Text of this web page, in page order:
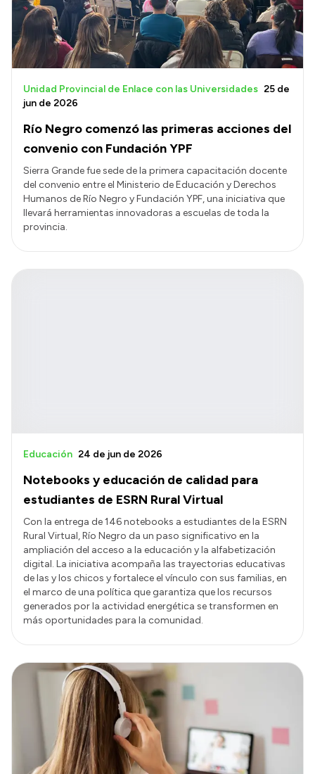
Río Negro comenzó las primeras acciones del
convenio con Fundación YPF
Unidad Provincial de Enlace con las Universidades 25 de
jun de 2026
Sierra Grande fue sede de la primera capacitación docente
del convenio entre el Ministerio de Educación y Derechos
Humanos de Río Negro y Fundación YPF, una iniciativa que
llevará herramientas innovadoras a escuelas de toda la
provincia.
Notebooks y educación de calidad para
estudiantes de ESRN Rural Virtual
Educación 24 de jun de 2026
Con la entrega de 146 notebooks a estudiantes de la ESRN
Rural Virtual, Río Negro da un paso significativo en la
ampliación del acceso a la educación y la alfabetización
digital. La iniciativa acompaña las trayectorias educativas
de las y los chicos y fortalece el vínculo con sus familias, en
el marco de una política que garantiza que los recursos
generados por la actividad energética se transformen en
más oportunidades para la comunidad.